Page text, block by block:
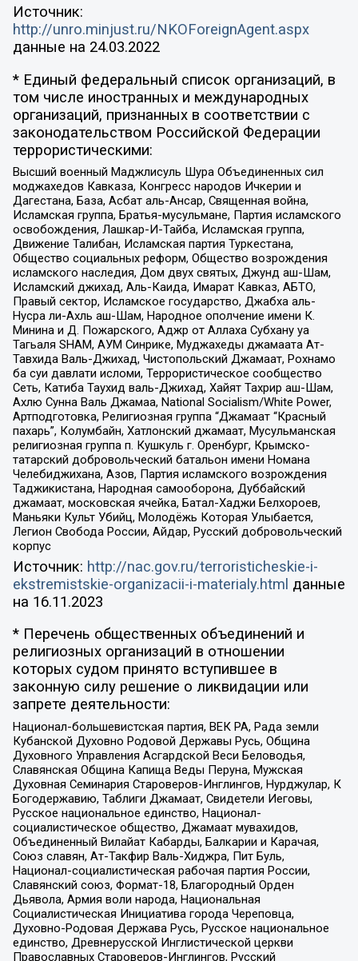
Источник:
http://unro.minjust.ru/NKOForeignAgent.aspx
данные на 24.03.2022
* Единый федеральный список организаций, в
том числе иностранных и международных
организаций, признанных в соответствии с
законодательством Российской Федерации
террористическими:
Высший военный Маджлисуль Шура Объединенных сил
моджахедов Кавказа, Конгресс народов Ичкерии и
Дагестана, База, Асбат аль-Ансар, Священная война,
Исламская группа, Братья-мусульмане, Партия исламского
освобождения, Лашкар-И-Тайба, Исламская группа,
Движение Талибан, Исламская партия Туркестана,
Общество социальных реформ, Общество возрождения
исламского наследия, Дом двух святых, Джунд аш-Шам,
Исламский джихад, Аль-Каида, Имарат Кавказ, АБТО,
Правый сектор, Исламское государство, Джабха аль-
Нусра ли-Ахль аш-Шам, Народное ополчение имени К.
Минина и Д. Пожарского, Аджр от Аллаха Субхану уа
Тагьаля SHAM, АУМ Синрике, Муджахеды джамаата Ат-
Тавхида Валь-Джихад, Чистопольский Джамаат, Рохнамо
ба суи давлати исломи, Террористическое сообщество
Сеть, Катиба Таухид валь-Джихад, Хайят Тахрир аш-Шам,
Ахлю Сунна Валь Джамаа, National Socialism/White Power,
Артподготовка, Религиозная группа “Джамаат “Красный
пахарь”, Колумбайн, Хатлонский джамаат, Мусульманская
религиозная группа п. Кушкуль г. Оренбург, Крымско-
татарский добровольческий батальон имени Номана
Челебиджихана, Азов, Партия исламского возрождения
Таджикистана, Народная самооборона, Дуббайский
джамаат, московская ячейка, Батал-Хаджи Белхороев,
Маньяки Культ Убийц, Молодёжь Которая Улыбается,
Легион Свобода России, Айдар, Русский добровольческий
корпус
Источник: http://nac.gov.ru/terroristicheskie-i-
ekstremistskie-organizacii-i-materialy.html данные
на 16.11.2023
* Перечень общественных объединений и
религиозных организаций в отношении
которых судом принято вступившее в
законную силу решение о ликвидации или
запрете деятельности:
Национал-большевистская партия, ВЕК РА, Рада земли
Кубанской Духовно Родовой Державы Русь, Община
Духовного Управления Асгардской Веси Беловодья,
Славянская Община Капища Веды Перуна, Мужская
Духовная Семинария Староверов-Инглингов, Нурджулар, К
Богодержавию, Таблиги Джамаат, Свидетели Иеговы,
Русское национальное единство, Национал-
социалистическое общество, Джамаат мувахидов,
Объединенный Вилайат Кабарды, Балкарии и Карачая,
Союз славян, Ат-Такфир Валь-Хиджра, Пит Буль,
Национал-социалистическая рабочая партия России,
Славянский союз, Формат-18, Благородный Орден
Дьявола, Армия воли народа, Национальная
Социалистическая Инициатива города Череповца,
Духовно-Родовая Держава Русь, Русское национальное
единство, Древнерусской Инглистической церкви
Православных Староверов-Инглингов, Русский